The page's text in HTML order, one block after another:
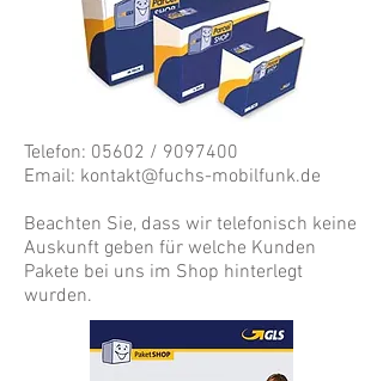
Telefon: 05602 / 9097400
Email: kontakt@fuchs-mobilfunk.de
Beachten Sie, dass wir telefonisch keine
Auskunft geben für welche Kunden
Pakete bei uns im Shop hinterlegt
wurden.